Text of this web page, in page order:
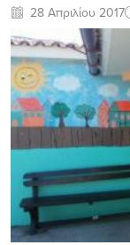
28 Απριλίου 2017